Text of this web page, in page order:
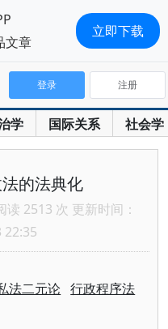
学 国际关系 社会学
登录 注册
的法典化
读 2513 次 更新时间：
22:35
法二元论 行政程序法
文章
立即下载